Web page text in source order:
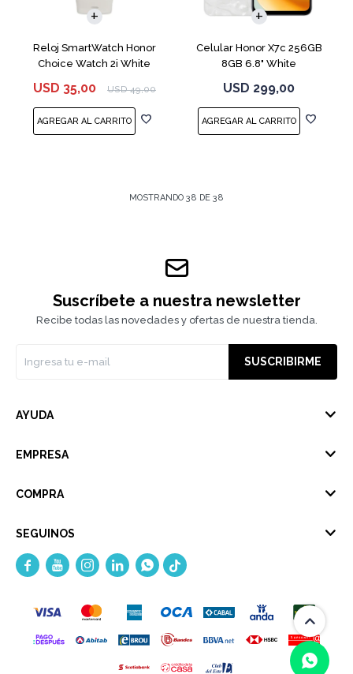
Reloj SmartWatch Honor
Choice Watch 2i White
USD 35,00 USD 49,00
Celular Honor X7c 256GB
8GB 6.8" White
USD 299,00
MOSTRANDO 38 DE 38
Suscríbete a nuestra newsletter
Recibe todas las novedades y ofertas de nuestra tienda.
SUSCRIBIRME
AYUDA
EMPRESA
COMPRA
SEGUINOS
    